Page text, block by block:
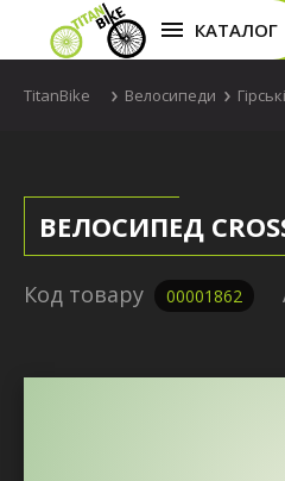
КАТАЛОГ
TitanBike Велосипеди
ВЕЛОСИПЕД
Код товару 00001862